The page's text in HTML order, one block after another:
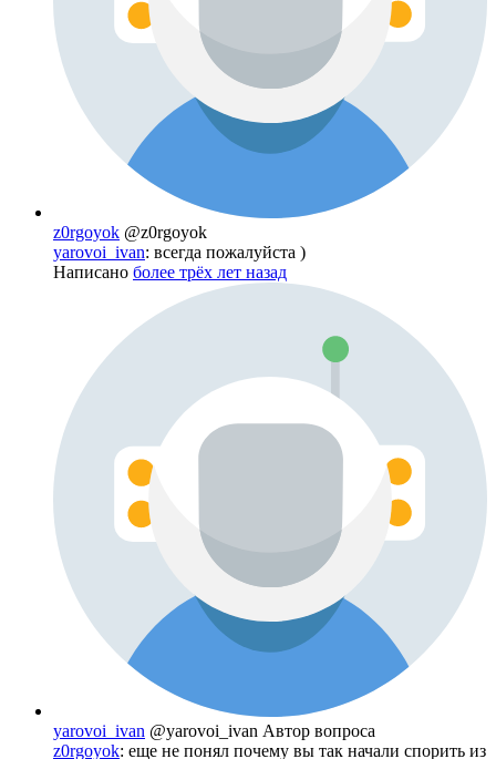
z0rgoyok @z0rgoyok
yarovoi_ivan: всегда пожалуйста )
Написано более трёх лет назад
yarovoi_ivan @yarovoi_ivan Автор вопроса
z0rgoyok: еще не понял почему вы так начали спорить из